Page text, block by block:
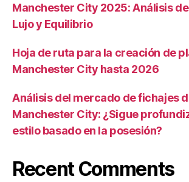
Manchester City 2025: Análisis
Lujo y Equilibrio
Hoja de ruta para la creación de
Manchester City hasta 2026
Análisis del mercado de fichajes
Manchester City: ¿Sigue
estilo basado en la posesión?
Recent Comments